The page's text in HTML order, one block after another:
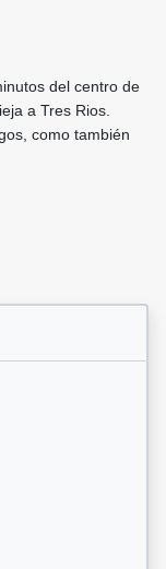
del centro de
a Tres Rios.
como también